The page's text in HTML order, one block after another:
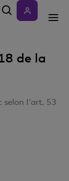
de la
selon l'art. 53